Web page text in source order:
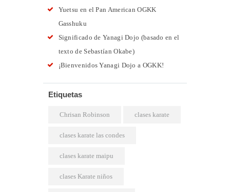
Yuetsu en el Pan American OGKK
Gasshuku
Significado de Yanagi Dojo (basado en el
texto de Sebastían Okabe)
¡Bienvenidos Yanagi Dojo a OGKK!
Etiquetas
Chrisan Robinson clases karate
clases karate las condes
clases karate maipu
clases Karate niños